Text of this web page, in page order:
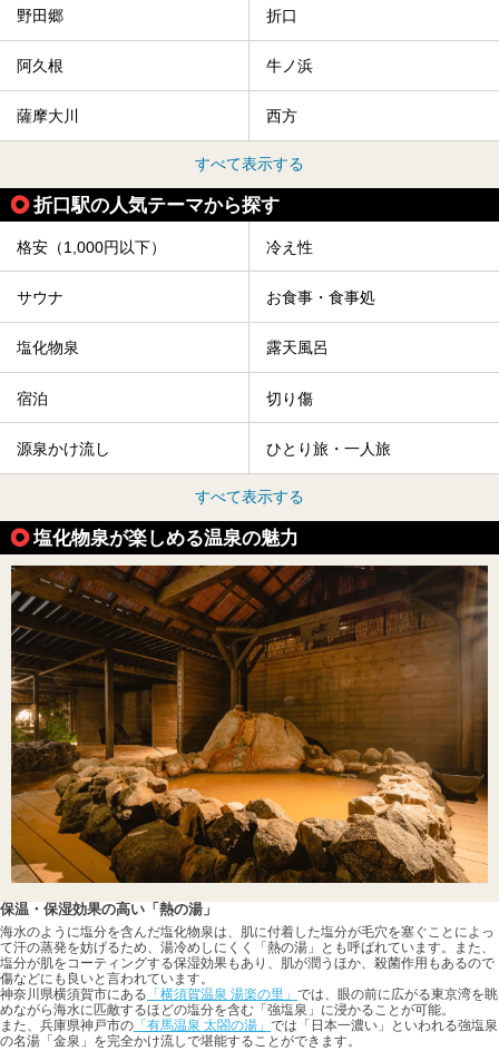
野田郷 折口
阿久根 牛ノ浜
薩摩大川 西方
すべて表示する
折口駅の人気テーマから探す
格安（1,000円以下） 冷え性
サウナ お食事・食事処
塩化物泉 露天風呂
宿泊 切り傷
源泉かけ流し ひとり旅・一人旅
すべて表示する
塩化物泉が楽しめる温泉の魅力
保温・保湿効果の高い「熱の湯」
海水のように塩分を含んだ塩化物泉は、肌に付着した塩分が毛穴を塞ぐことによっ
て汗の蒸発を妨げるため、湯冷めしにくく「熱の湯」とも呼ばれています。また、
塩分が肌をコーティングする保湿効果もあり、肌が潤うほか、殺菌作用もあるので
傷などにも良いと言われています。
神奈川県横須賀市にある 「横須賀温泉 湯楽の里」 では、眼の前に広がる東京湾を眺
めながら海水に匹敵するほどの塩分を含む「強塩泉」に浸かることが可能。
また、兵庫県神戸市の 「有馬温泉 太閤の湯」 では「日本一濃い」といわれる強塩泉
の名湯「金泉」を完全かけ流しで堪能することができます。